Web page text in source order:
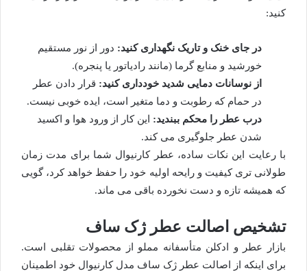
کنید:
در جای خنک و تاریک نگهداری کنید: دور از نور مستقیم
خورشید و منابع گرما (مانند رادیاتور یا پنجره).
از نوسانات دمایی شدید خودداری کنید: قرار دادن عطر
در حمام که رطوبت و دما متغیر است، ایده خوبی نیست.
درب عطر را محکم ببندید: این کار از ورود هوا و اکسید
شدن عطر جلوگیری می کند.
با رعایت این نکات ساده، عطر کارنیوال شما برای مدت زمان
طولانی تری کیفیت و رایحه اولیه خود را حفظ خواهد کرد، گویی
که همیشه تازه و دست نخورده باقی می ماند.
تشخیص اصالت عطر ژک ساف
بازار عطر و ادکلن متأسفانه مملو از محصولات تقلبی است.
برای اینکه از اصالت عطر ژک ساف مدل کارنیوال خود اطمینان